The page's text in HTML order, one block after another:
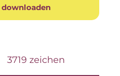
Ritter
3719 zeichen